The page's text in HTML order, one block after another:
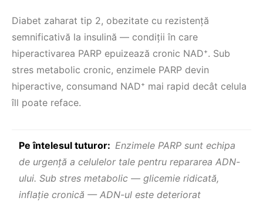
Diabet zaharat tip 2, obezitate cu rezistență
semnificativă la insulină — condiții în care
hiperactivarea PARP epuizează cronic NAD⁺. Sub
stres metabolic cronic, enzimele PARP devin
hiperactive, consumand NAD⁺ mai rapid decât celula
îll poate reface.
Pe întelesul tuturor: Enzimele PARP sunt echipa
de urgență a celulelor tale pentru repararea ADN-
ului. Sub stres metabolic — glicemie ridicată,
inflație cronică — ADN-ul este deteriorat